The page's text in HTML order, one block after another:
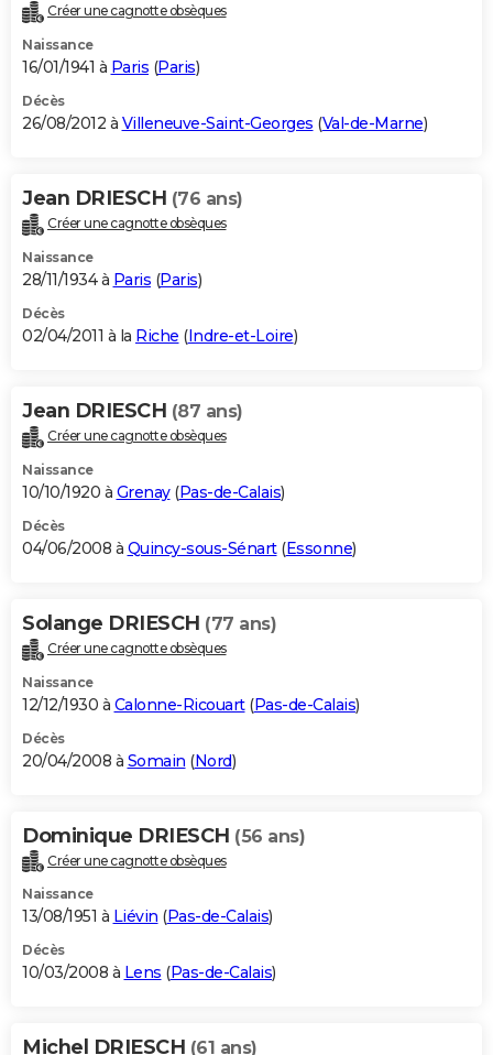
Créer une cagnotte obsèques
Naissance
16/01/1941 à Paris (Paris)
Décès
26/08/2012 à Villeneuve-Saint-Georges (Val-de-Marne)
Jean DRIESCH (76 ans)
Créer une cagnotte obsèques
Naissance
28/11/1934 à Paris (Paris)
Décès
02/04/2011 à la Riche (Indre-et-Loire)
Jean DRIESCH (87 ans)
Créer une cagnotte obsèques
Naissance
10/10/1920 à Grenay(Pas-de-Calais)
Décès
04/06/2008 à Quincy-sous-Sénart(Essonne)
Solange DRIESCH (77 ans)
Créer une cagnotte obsèques
Naissance
12/12/1930 à Calonne-Ricouart(Pas-de-Calais)
Décès
20/04/2008 à Somain (Nord)
Dominique DRIESCH (56 ans)
Créer une cagnotte obsèques
Naissance
13/08/1951 à Liévin (Pas-de-Calais)
Décès
10/03/2008 à Lens (Pas-de-Calais)
Michel DRIESCH (61 ans)